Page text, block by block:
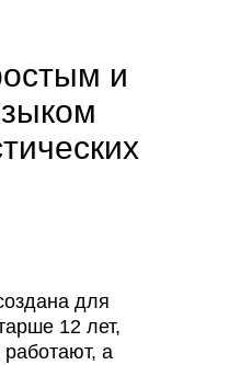
и
для
12 лет,
работают, а